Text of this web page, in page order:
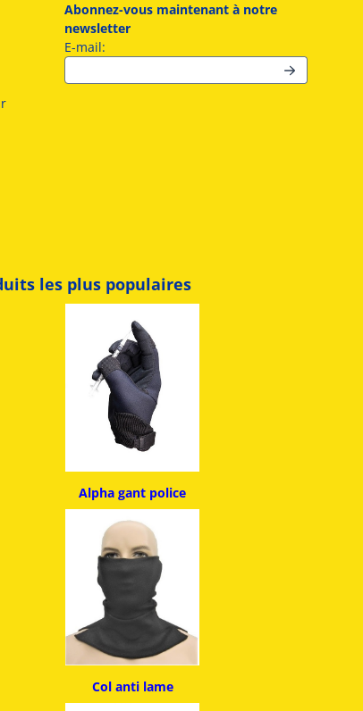
Abonnez-vous maintenant à notre
newsletter
E-mail:Saisissez votre adresse e-mail pour la
les plus populaires
Alpha gant police
Col anti lame